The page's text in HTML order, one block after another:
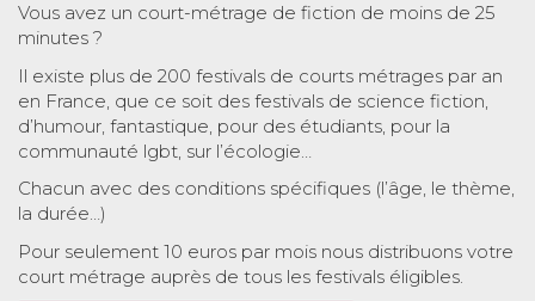
Vous avez un court-métrage de fiction de moins de 25
minutes ?
Il existe plus de 200 festivals de courts métrages par an
en France, que ce soit des festivals de science fiction,
d’humour, fantastique, pour des étudiants, pour la
communauté lgbt, sur l’écologie…
Chacun avec des conditions spécifiques (l’âge, le thème,
la durée…)
Pour seulement 10 euros par mois nous distribuons votre
court métrage auprès de tous les festivals éligibles.